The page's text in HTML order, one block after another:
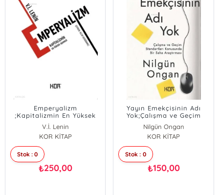
Emperyalizm
;Kapitalizmin En Yüksek
Aşaması
V.İ. Lenin
KOR KİTAP
Stok : 0
₺250,00
Yayın Emekçisinin Adı
Yok;Çalışma ve Geçim
Standartları Konusunda
Bir Saha Araştırması
Nilgün Ongan
KOR KİTAP
Stok : 0
₺150,00